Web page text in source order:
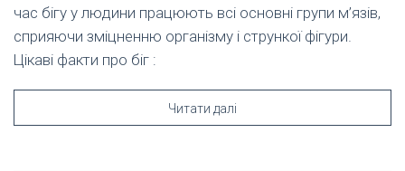
час бігу у людини працюють всі основні групи м’язів,
сприяючи зміцненню організму і стрункої фігури.
Цікаві факти про біг :
Читати далі